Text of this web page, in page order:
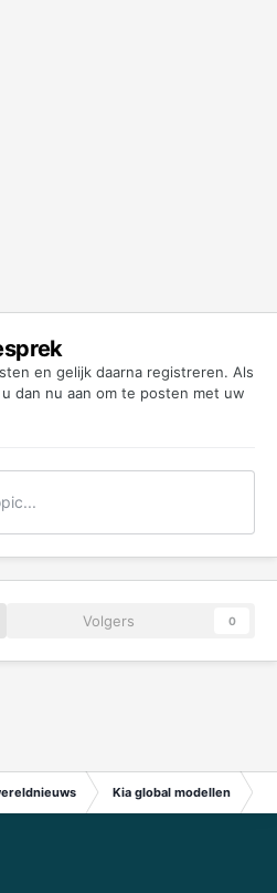
en gelijk daarna registreren. Als
dan nu aan om te posten met uw
Volgers 0
Kia global modellen